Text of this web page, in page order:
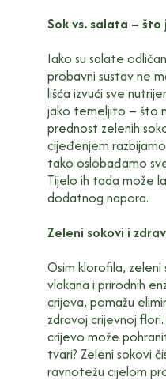
Sok vs. salata – što
Iako su salate
probavni sustav ne
lišća izvući sve
jako temeljito – što
prednost zelenih
cijeđenjem
tako oslobađamo
Tijelo ih tada može
dodatnog napora.
Zeleni sokovi i
Osim klorofila,
vlakana i prirodnih
crijeva, pomažu
zdravoj crijevnoj
crijevo može
tvari? Zeleni sokovi
ravnotežu cijelom